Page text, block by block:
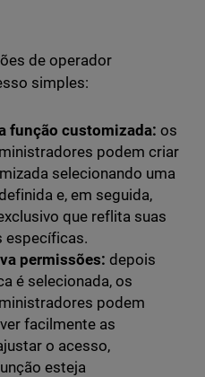
de operador
simples:
função customizada: os
podem criar
selecionando uma
e, em seguida,
que reflita suas
específicas.
permissões: depois
é selecionada, os
podem
facilmente as
o acesso,
esteja